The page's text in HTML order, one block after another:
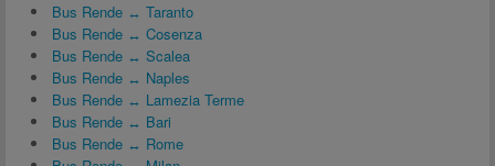
Bus Rende ↔ Taranto
Bus Rende ↔ Cosenza
Bus Rende ↔ Scalea
Bus Rende ↔ Naples
Bus Rende ↔ Lamezia Terme
Bus Rende ↔ Bari
Bus Rende ↔ Rome